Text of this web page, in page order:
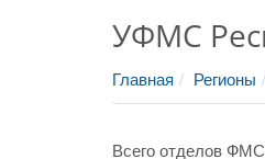
УФМС
Главная Регионы
Всего отделов